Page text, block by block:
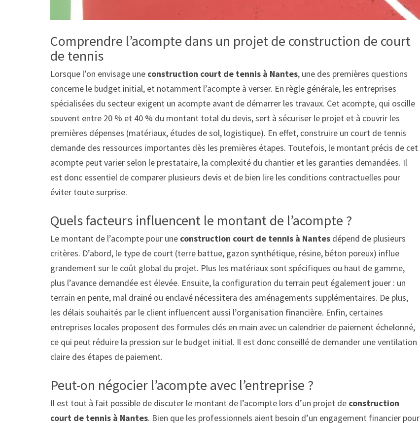
Comprendre l’acompte dans un projet de construction de court
de tennis
Lorsque l’on envisage une construction court de tennis à Nantes, une des premières questions
concerne le budget initial, et notamment l’acompte à verser. En règle générale, les entreprises
spécialisées du secteur exigent un acompte avant de démarrer les travaux. Cet acompte, qui oscille
souvent entre 20 % et 40 % du montant total du devis, sert à sécuriser le projet et à couvrir les
premières dépenses (matériaux, études de sol, logistique). En effet, construire un court de tennis
demande des ressources importantes dès les premières étapes. Toutefois, le montant précis de cet
acompte peut varier selon le prestataire, la complexité du chantier et les garanties demandées. Il
est donc essentiel de comparer plusieurs devis et de bien lire les conditions contractuelles pour
éviter toute surprise.
Quels facteurs influencent le montant de l’acompte ?
Le montant de l’acompte pour une construction court de tennis à Nantes dépend de plusieurs
critères. D’abord, le type de court (terre battue, gazon synthétique, résine, béton poreux) influe
grandement sur le coût global du projet. Plus les matériaux sont spécifiques ou haut de gamme,
plus l’avance demandée est élevée. Ensuite, la configuration du terrain peut également jouer : un
terrain en pente, mal drainé ou enclavé nécessitera des aménagements supplémentaires. De plus,
les délais souhaités par le client influencent aussi l’organisation financière. Enfin, certaines
entreprises locales proposent des formules clés en main avec un calendrier de paiement échelonné,
ce qui peut réduire la pression sur le budget initial. Il est donc conseillé de demander une ventilation
claire des étapes de paiement.
Peut-on négocier l’acompte avec l’entreprise ?
Il est tout à fait possible de discuter le montant de l’acompte lors d’un projet de construction
court de tennis à Nantes. Bien que les professionnels aient besoin d’un engagement financier pour